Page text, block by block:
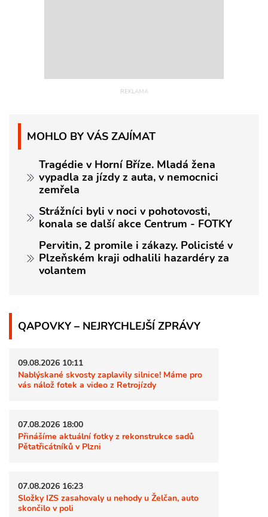
MOHLO BY VÁS ZAJÍMAT
Tragédie v Horní Bříze. Mladá žena
vypadla za jízdy z auta, v nemocnici
zemřela
Strážníci byli v noci v pohotovosti,
konala se další akce Centrum - FOTKY
Pervitin, 2 promile i zákazy. Policisté v
Plzeňském kraji odhalili hazardéry za
volantem
QAPOVKY – NEJRYCHLEJŠÍ ZPRÁVY
09.08.2026 10:11
Nablýskané skvosty zaplavily silnice! Máme pro
vás nálož fotek a video z Retrojízdy
07.08.2026 18:00
Přinášíme aktuální fotky z rekonstrukce sadů
Pětatřicátníků v Plzni
07.08.2026 16:23
Složky IZS zasahovaly u nehody u Želčan, auto
skončilo v poli